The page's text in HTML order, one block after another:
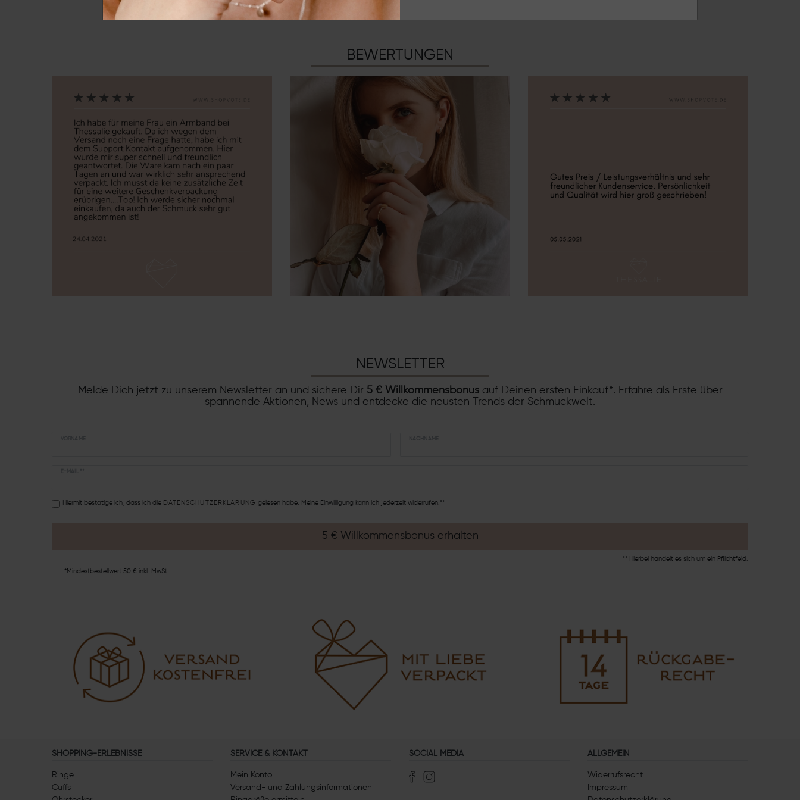
BEWERTUNGEN
NEWSLETTER
Melde Dich jetzt zu unserem Newsletter an und sichere Dir 5 € Willkommensbonus auf Deinen ersten Einkauf*. Erfahre als Erste über
spannende Aktionen, News und entdecke die neusten Trends der Schmuckwelt.
Hiermit bestätige ich, dass ich die DATEN­SCHUTZ­ERKLÄRUNG gelesen habe. Meine Einwilligung kann ich jederzeit widerrufen.**
5 € Willkommensbonus erhalten
** Hierbei handelt es sich um ein Pflichtfeld.
*Mindestbestellwert 50 € inkl. MwSt.
SHOPPING-ERLEBNISSE
Ringe
Cuffs
SERVICE & KONTAKT
Mein Konto
Versand- und Zahlungsinformationen
SOCIAL MEDIA ALLGEMEIN
Widerrufsrecht
Impressum